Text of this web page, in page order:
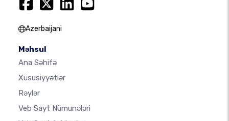
Azerbaijani
Məhsul
Ana Səhifə
Xüsusiyyətlər
Rəylər
Veb Sayt Nümunələri